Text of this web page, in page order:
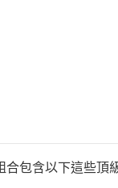
合包含以下這些頂